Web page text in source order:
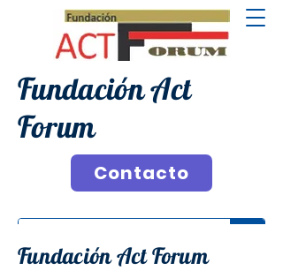
Fundación Act
Forum
Contacto
Fundación Act Forum